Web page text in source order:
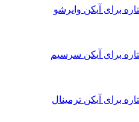
وایرشو
سرسیم
ترمینال